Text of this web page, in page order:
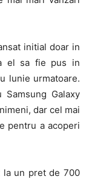
initial doar in
el sa fie pus in
lunie urmatoare.
Galaxy
dar cel mai
pentru a acoperi
la un pret de 700